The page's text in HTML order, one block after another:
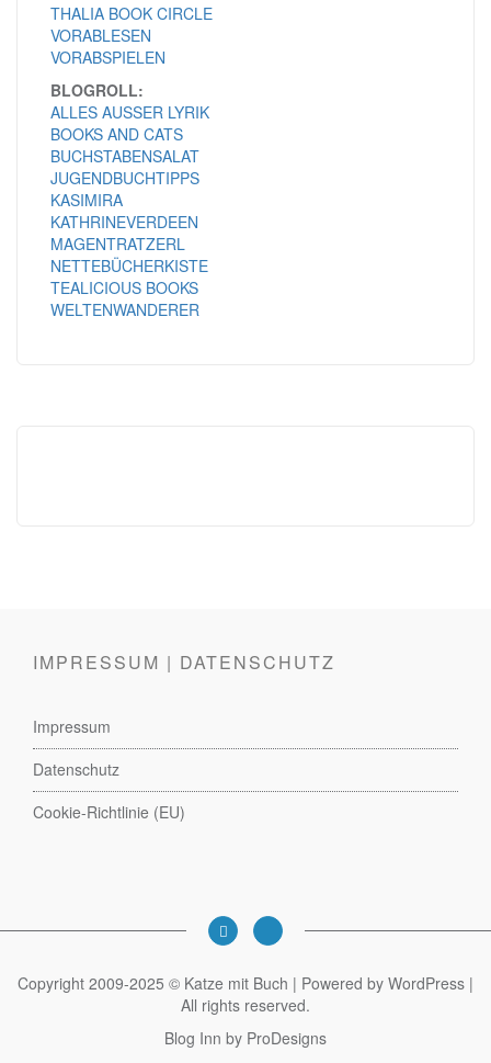
THALIA BOOK CIRCLE
VORABLESEN
VORABSPIELEN
BLOGROLL:
ALLES AUSSER LYRIK
BOOKS AND CATS
BUCHSTABENSALAT
JUGENDBUCHTIPPS
KASIMIRA
KATHRINEVERDEEN
MAGENTRATZERL
NETTEBÜCHERKISTE
TEALICIOUS BOOKS
WELTENWANDERER
IMPRESSUM | DATENSCHUTZ
Impressum
Datenschutz
Cookie-Richtlinie (EU)
Copyright 2009-2025 © Katze mit Buch | Powered by WordPress |
All rights reserved.
Blog Inn by ProDesigns